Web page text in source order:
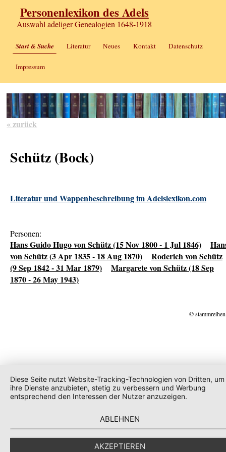
Personenlexikon des Adels
Auswahl adeliger Genealogien 1648-1918
Start & Suche Literatur Neues Kontakt Datenschutz
Impressum
« zurück
Schütz (Bock)
Literatur und Wappenbeschreibung im Adelslexikon.com
Personen:
Hans Guido Hugo von Schütz (15 Nov 1800 - 1 Jul 1846)
von Schütz (3 Apr 1835 - 18 Aug 1870)
Roderich von Schütz
(9 Sep 1842 - 31 Mar 1879)
Margarete von Schütz (18 Sep
1870 - 26 May 1943)
©
Diese Seite nutzt Website-Tracking-Technologien von Dritten, um
ihre Dienste anzubieten, stetig zu verbessern und Werbung
entsprechend den Interessen der Nutzer anzuzeigen.
ABLEHNEN
AKZEPTIEREN